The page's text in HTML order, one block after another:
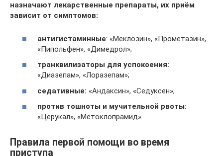
назначают лекарственные препараты, их приём
зависит от симптомов:
антигистаминные: «Меклозин», «Прометазин»,
«Пипольфен», «Димедрол»;
транквилизаторы для успокоения:
«Диазепам», «Лоразепам»;
седативные: «Андаксин», «Седуксен»;
против тошноты и мучительной рвоты:
«Церукал», «Метоклопрамид».
Правила первой помощи во время
приступа